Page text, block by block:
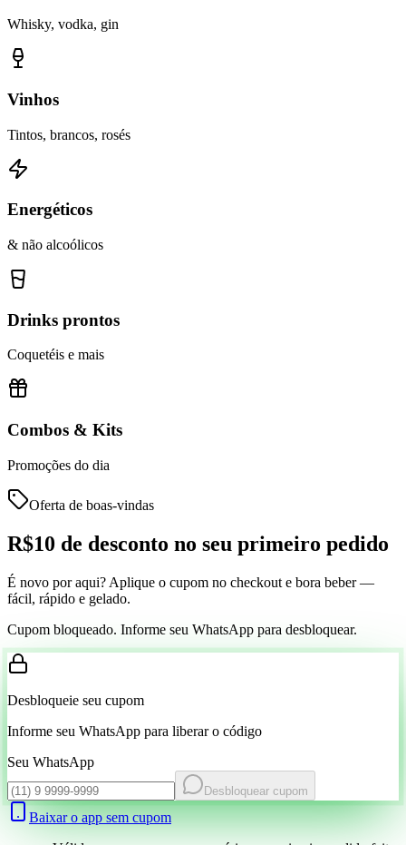
Whisky, vodka, gin
Vinhos
Tintos, brancos, rosés
Energéticos
& não alcoólicos
Drinks prontos
Coquetéis e mais
Combos & Kits
Promoções do dia
Oferta de boas-vindas
R$10 de desconto no seu primeiro pedido
É novo por aqui? Aplique o cupom no checkout e bora beber —
fácil, rápido e gelado.
Cupom bloqueado. Informe seu WhatsApp para desbloquear.
Desbloqueie seu cupom
Informe seu WhatsApp para liberar o código
Seu WhatsApp
Desbloquear cupom
Baixar o app sem cupom